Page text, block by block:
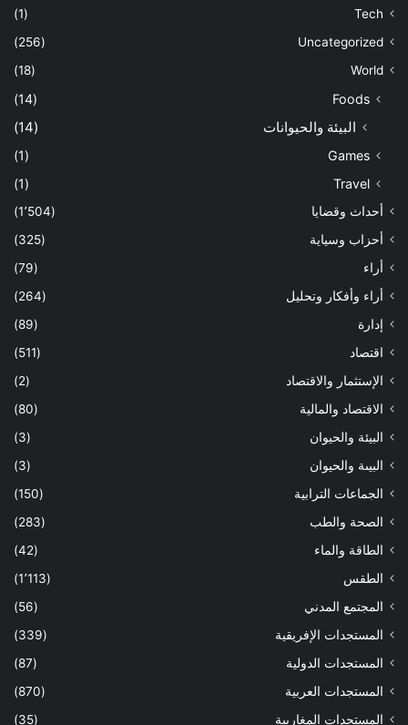
Tech
(1)
Uncategorized
(256)
World
(18)
Foods
(14)
البيئة والحيوانات (14)
Games
(1)
Travel
(1)
أحداث وقضايا
(1٬504)
أحزاب وسياية
(325)
أراء
(79)
أراء وأفكار وتحليل
(264)
إدارة
(89)
اقتصاد
(511)
الإستثمار والاقتصاد
(2)
الاقتصاد والمالية
(80)
البيئة والحيوان
(3)
البيىة والحيوان
(3)
الجماعات الترابية
(150)
الصحة والطب
(283)
الطاقة والماء
(42)
الطقس
(1٬113)
المجتمع المدني
(56)
المستجدات الإفريقية
(339)
المستجدات الدولية
(87)
المستجدات العربية
(870)
المستجدات المغاربية
(35)